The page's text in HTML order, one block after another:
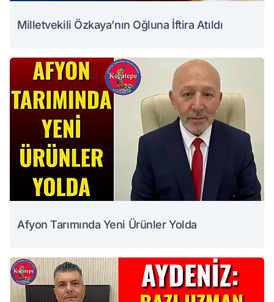
Milletvekili Özkaya’nın Oğluna İftira Atıldı
Afyon Tarımında Yeni Ürünler Yolda